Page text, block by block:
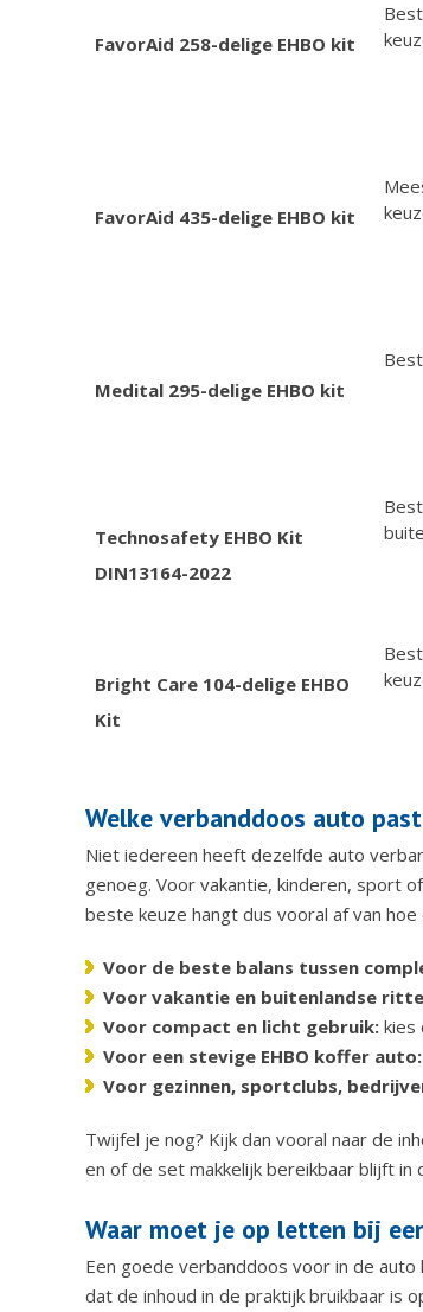
FavorAid 258-delige EHBO kit
FavorAid 435-delige EHBO kit
Medital 295-delige EHBO kit
Technosafety EHBO Kit
DIN13164-2022
Bright Care 104-delige EHBO
Kit
Welke verbanddoos auto
Niet iedereen heeft dezelfde auto
genoeg. Voor vakantie, kinderen, sport
beste keuze hangt dus vooral af van
Voor de beste balans tussen
Voor vakantie en buitenlandse
Voor compact en licht gebruik: kies
Voor een stevige EHBO koffer auto:
Voor gezinnen, sportclubs,
Twijfel je nog? Kijk dan vooral naar de
en of de set makkelijk bereikbaar blijft in
Waar moet je op letten bij
Een goede verbanddoos voor in de
dat de inhoud in de praktijk bruikbaar is